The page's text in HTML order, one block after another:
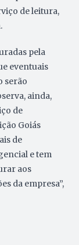
de leitura,
pela
eventuais
serão
ainda,
de
Goiás
de
e tem
aos
da empresa”,